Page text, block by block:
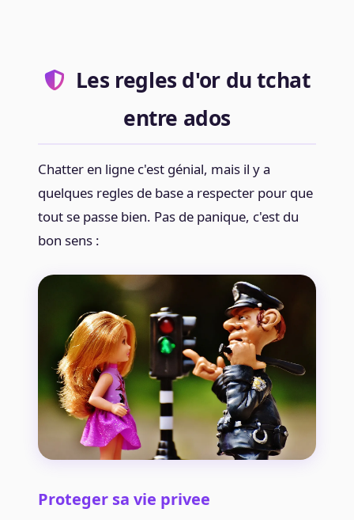
Les regles d'or du tchat
entre ados
Chatter en ligne c'est génial, mais il y a
quelques regles de base a respecter pour que
tout se passe bien. Pas de panique, c'est du
bon sens :
Proteger sa vie privee